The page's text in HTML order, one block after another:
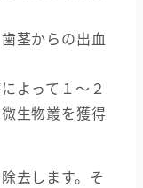
茎からの出血
よって１～２
生物叢を獲得
去します。そ